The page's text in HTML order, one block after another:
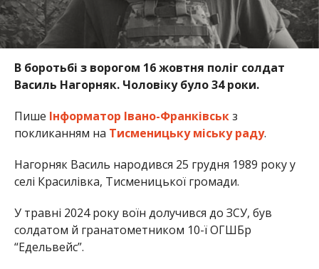
В боротьбі з ворогом 16 жовтня поліг солдат
Василь Нагорняк. Чоловіку було 34 роки.
Пише Інформатор Івано-Франківськз
покликанням на Тисменицьку міську раду.
Нагорняк Василь народився 25 грудня 1989 року у
селі Красилівка, Тисменицької громади.
У травні 2024 року воїн долучився до ЗСУ, був
солдатом й гранатометником 10-ї ОГШБр
“Едельвейс”.